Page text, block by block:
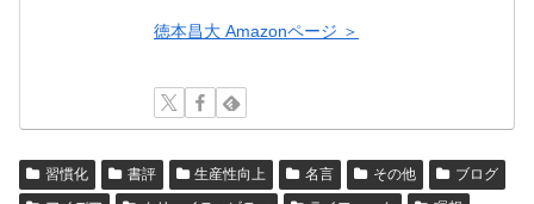
徳本昌大 Amazonページ ＞
習慣化 書評 生産性向上 名言 その他
ブログ